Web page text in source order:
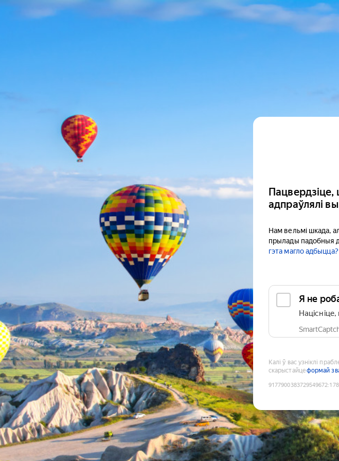
адпраўлялі
Нам вельмі шкада,
прылады падобныя
гэта магло адбыцца?
Я не
Калі ў вас узніклі
скарыстайцеформай
9177900383729549672: